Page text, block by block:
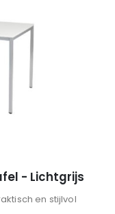
- Lichtgrijs
en stijlvol